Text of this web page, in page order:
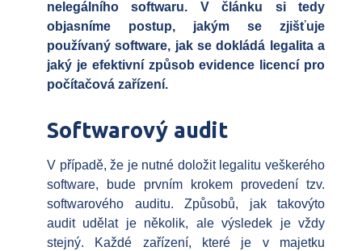
nelegálního softwaru. V článku si tedy
objasníme postup, jakým se zjišťuje
používaný software, jak se dokládá legalita a
jaký je efektivní způsob evidence licencí pro
počítačová zařízení.
Softwarový audit
V případě, že je nutné doložit legalitu veškerého
software, bude prvním krokem provedení tzv.
softwarového auditu. Způsobů, jak takovýto
audit udělat je několik, ale výsledek je vždy
stejný. Každé zařízení, které je v majetku